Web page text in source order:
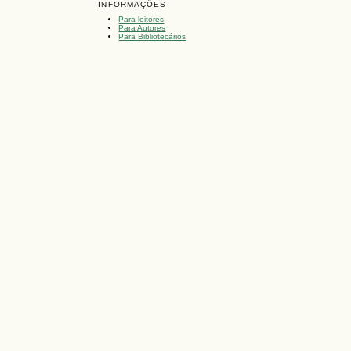
INFORMAÇÕES
Para leitores
Para Autores
Para Bibliotecários